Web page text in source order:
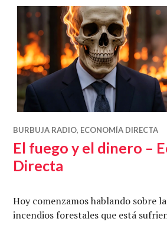
BURBUJA RADIO, ECONOMÍA DIRECTA
El fuego y el dinero –
Directa
Hoy comenzamos hablando sobre
incendios forestales que está